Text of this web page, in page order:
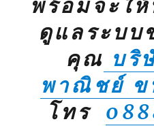
พร้อมจะใ
ดูแลระบบ
คุณ บริ
พาณิชย์ ข
โทร